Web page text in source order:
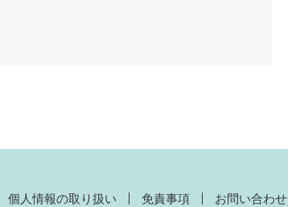
個人情報の取り扱い 免責事項 お問い合わせ